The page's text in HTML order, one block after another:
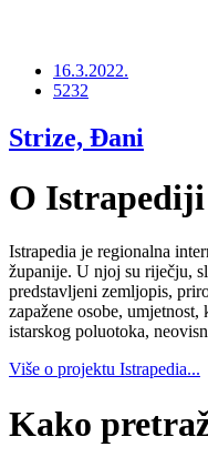
16.3.2022.
5232
Strize, Đani
O Istrapediji
Istrapedia je regionalna
županije. U njoj su riječju,
predstavljeni zemljopis,
zapažene osobe,
istarskog poluotoka,
Više o projektu Istrapedia...
Kako